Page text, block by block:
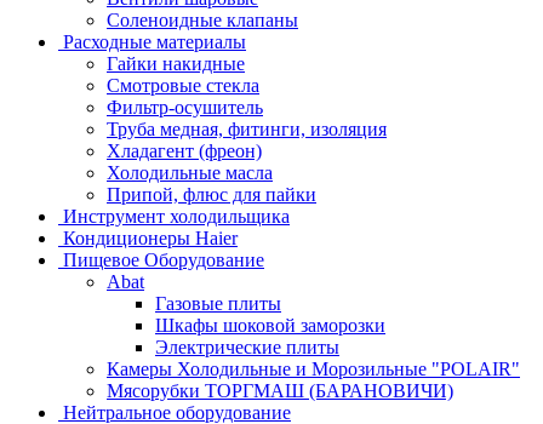
Соленоидные клапаны
Расходные материалы
Гайки накидные
Смотровые стекла
Фильтр-осушитель
Труба медная, фитинги, изоляция
Хладагент (фреон)
Холодильные масла
Припой, флюс для пайки
Инструмент холодильщика
Кондиционеры Haier
Пищевое Оборудование
Abat
Газовые плиты
Шкафы шоковой заморозки
Электрические плиты
Камеры Холодильные и Морозильные "POLAIR"
Мясорубки ТОРГМАШ (БАРАНОВИЧИ)
Нейтральное оборудование